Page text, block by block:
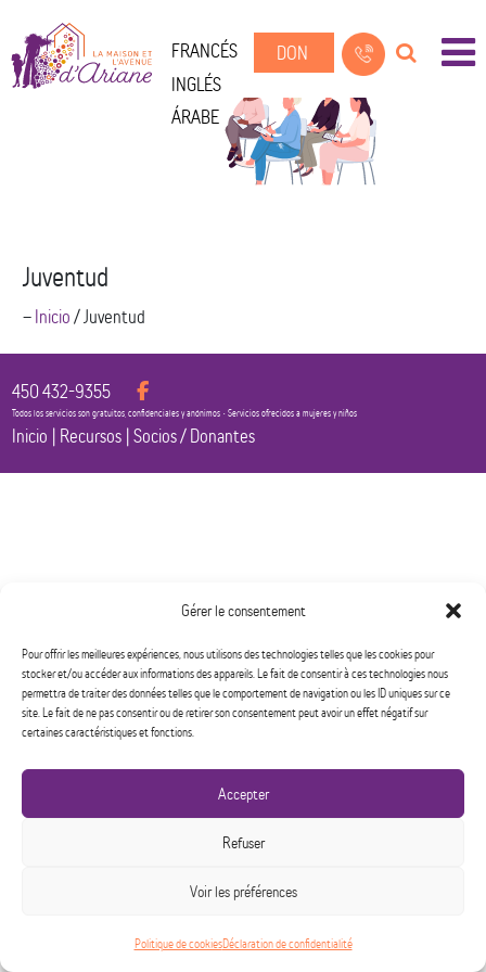
Gérer le consentement
Pour offrir les meilleures expériences, nous utilisons des technologies telles que les cookies pour
stocker et/ou accéder aux informations des appareils. Le fait de consentir à ces technologies nous
permettra de traiter des données telles que le comportement de navigation ou les ID uniques sur ce
site. Le fait de ne pas consentir ou de retirer son consentement peut avoir un effet négatif sur
certaines caractéristiques et fonctions.
Accepter
Refuser
Voir les préférences
Politique de cookiesDéclaration de confidentialité
FRANCÉS
INGLÉS
ÁRABE
DON
Juventud
--Inicio/Juventud
450 432-9355
Todos los servicios son gratuitos, confidenciales y anónimos • Servicios ofrecidos a mujeres y niños
Inicio | Recursos |Socios / Donantes